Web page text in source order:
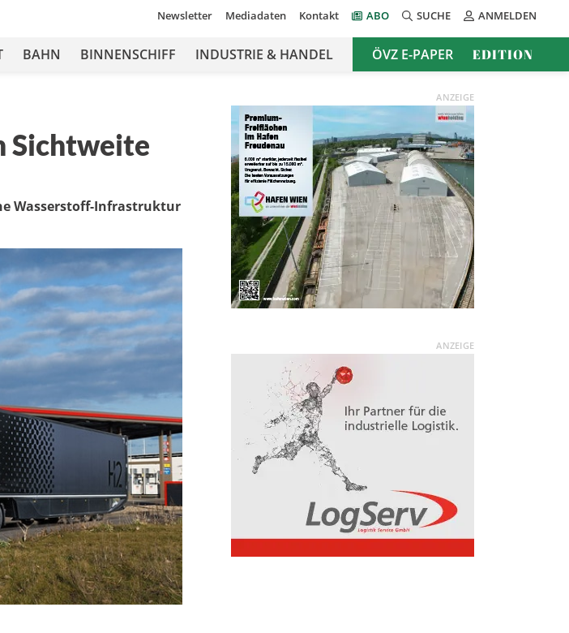
Newsletter Mediadaten Kontakt ABO SUCHE ANMELDEN
BAHN BINNENSCHIFF INDUSTRIE & HANDEL ÖVZ E-PAPER EDITION
Sichtweite
Wasserstoff-Infrastruktur
ANZEIGE
ANZEIGE